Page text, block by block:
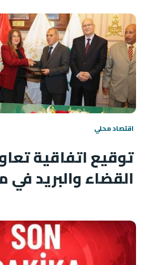
اقتصاد محلي
توقيع اتفاقية
القضاء والبريد في